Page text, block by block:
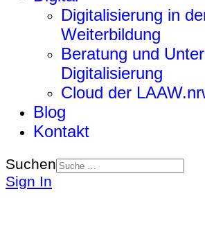
Digitalisierung in
Weiterbildung
Beratung und
Digitalisierung
Cloud der
Blog
Kontakt
Suchen
Sign In